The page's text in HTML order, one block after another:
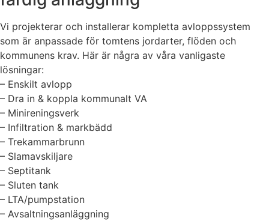
Vi projekterar och installerar kompletta avloppssystem
som är anpassade för tomtens jordarter, flöden och
kommunens krav. Här är några av våra vanligaste
lösningar:
– Enskilt avlopp
– Dra in & koppla kommunalt VA
– Minireningsverk
– Infiltration & markbädd
– Trekammarbrunn
– Slamavskiljare
– Septitank
– Sluten tank
– LTA/pumpstation
– Avsaltningsanläggning